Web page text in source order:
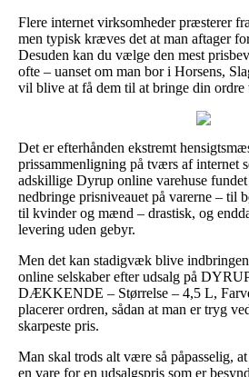
Flere internet virksomheder præsterer
men typisk kræves det at man aftager
Desuden kan du vælge den mest
ofte – uanset om man bor i Horsens,
vil blive at få dem til at bringe din ordre
Det er efterhånden ekstremt
prissammenligning på tværs af internet
adskillige Dyrup online varehuse
nedbringe prisniveauet på varerne – til
til kvinder og mænd – drastisk, og
levering uden gebyr.
Men det kan stadigvæk blive
online selskaber efter udsalg på
DÆKKENDE – Størrelse – 4,5 L,
placerer ordren, sådan at man er tryg
skarpeste pris.
Man skal trods alt være så påpasselig,
en vare for en udsalgspris som er